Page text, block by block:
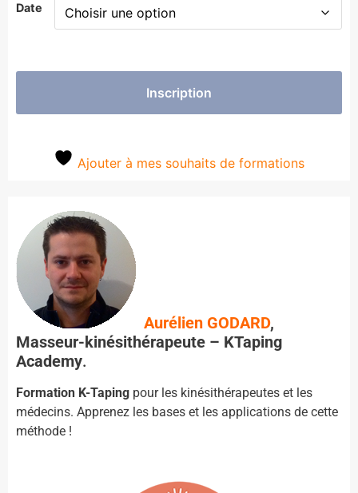
Date
Inscription
Ajouter à mes souhaits de formations
Aurélien GODARD,
Masseur-kinésithérapeute – KTaping
Academy.
Formation K-Taping pour les kinésithérapeutes et les
médecins. Apprenez les bases et les applications de cette
méthode !